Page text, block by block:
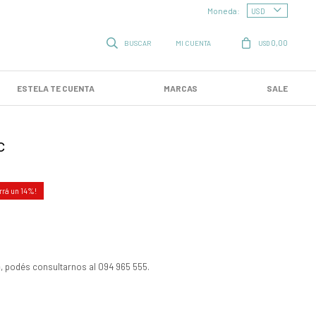
ESTELA TE CUENTA MARCAS SALE
USD 0,00
Moneda:
14
podés consultarnos al 094 965 555.